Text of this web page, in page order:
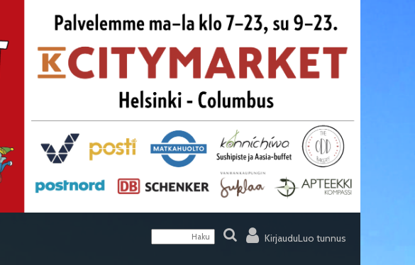
KirjauduLuo tunnus